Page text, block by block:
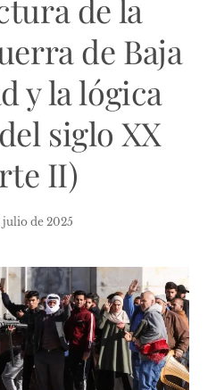
de la
de Baja
y la lógica
siglo XX
II)
julio de 2025